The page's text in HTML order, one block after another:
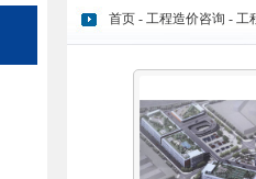
首页 - 工程造价咨询 - 工